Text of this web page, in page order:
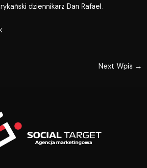
dziennikarz Dan Rafael.
Next Wpis →